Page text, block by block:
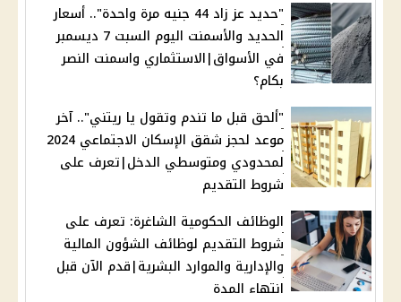
"حديد عز زاد 44 جنيه مرة واحدة".. أسعار
الحديد والأسمنت اليوم السبت 7 ديسمبر
في الأسواق|الاستثماري واسمنت النصر
بكام؟
"ألحق قبل ما تندم وتقول يا ريتني".. آخر
موعد لحجز شقق الإسكان الاجتماعي 2024
لمحدودي ومتوسطي الدخل|تعرف على
شروط التقديم
الوظائف الحكومية الشاغرة: تعرف على
شروط التقديم لوظائف الشؤون المالية
والإدارية والموارد البشرية|قدم الآن قبل
انتهاء المدة